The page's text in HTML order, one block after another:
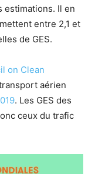
estimations. Il en
entre 2,1 et
de GES.
on Clean
aérien
. Les GES des
ceux du trafic